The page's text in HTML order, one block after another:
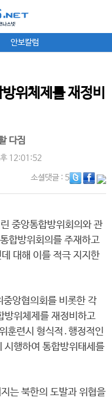
안보칼럼
위체제를 재정비
다짐
12:01:52
소셜댓글: 5
중앙통합방위회의와 관
합방위회의를 주재하고
대해 이를 적극 지지한
앙협의회를 비롯한 각
방위체제를 재정비하고
훈련시 형식적․행정적인
시행하여 통합방위태세를
는 북한의 도발과 위협을